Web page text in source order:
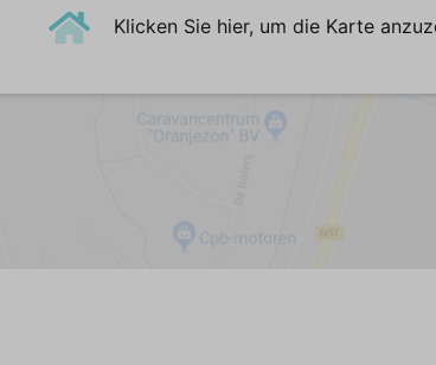
Badezimmer
Begehbare Dusche
Gußboden
Klicken Sie hier, um die Karte